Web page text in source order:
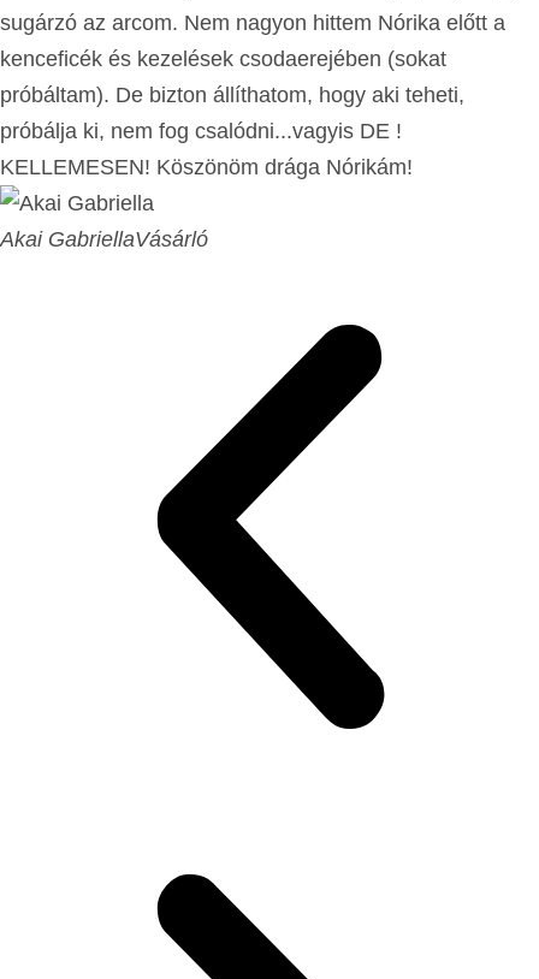
sugárzó az arcom. Nem nagyon hittem Nórika előtt a
kenceficék és kezelések csodaerejében (sokat
próbáltam). De bizton állíthatom, hogy aki teheti,
próbálja ki, nem fog csalódni...vagyis DE !
KELLEMESEN! Köszönöm drága Nórikám!
Akai GabriellaVásárló